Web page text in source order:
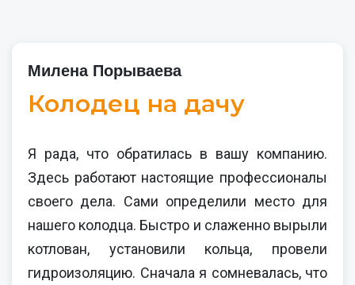
Милена Порываева
Колодец на дачу
Я рада, что обратилась в вашу компанию.
Здесь работают настоящие профессионалы
своего дела. Сами определили место для
нашего колодца. Быстро и слаженно вырыли
котлован, установили кольца, провели
гидроизоляцию. Сначала я сомневалась, что